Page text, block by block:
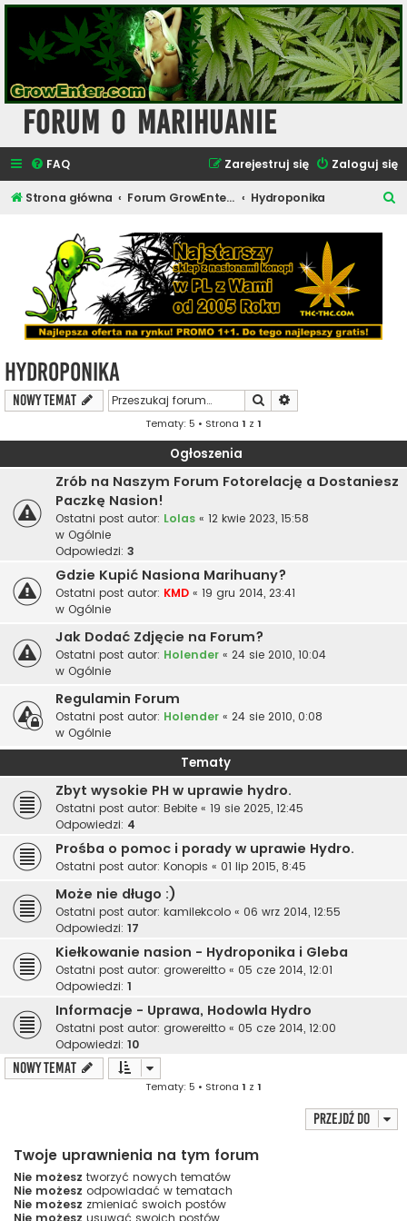
Forum o Marihuanie
FAQ Zaloguj się
Zarejestruj się
Strona główna Forum GrowEnter.com - Uprawa i Hodowla Konopi Hydroponika
Hydroponika
NOWY TEMAT Szukaj
Tematy: 5 • Strona 1 z 1
Ogłoszenia
Zrób na Naszym Forum Fotorelację a Dostaniesz
Paczkę Nasion!
Ostatni post autor: Lolas « 12 kwie 2023, 15:58
w Ogólnie
Odpowiedzi: 3
Gdzie Kupić Nasiona Marihuany?
Ostatni post autor: KMD « 19 gru 2014, 23:41
w Ogólnie
Jak Dodać Zdjęcie na Forum?
Ostatni post autor: Holender « 24 sie 2010, 10:04
w Ogólnie
Regulamin Forum
Ostatni post autor: Holender « 24 sie 2010, 0:08
w Ogólnie
Tematy
Zbyt wysokie PH w uprawie hydro.
Ostatni post autor: Bebite « 19 sie 2025, 12:45
Odpowiedzi: 4
Prośba o pomoc i porady w uprawie Hydro.
Ostatni post autor: Konopis « 01 lip 2015, 8:45
Może nie długo :)
Ostatni post autor: kamilekcolo « 06 wrz 2014, 12:55
Odpowiedzi: 17
Kiełkowanie nasion - Hydroponika i Gleba
Ostatni post autor: growereitto « 05 cze 2014, 12:01
Odpowiedzi: 1
Informacje - Uprawa, Hodowla Hydro
Ostatni post autor: growereitto « 05 cze 2014, 12:00
Odpowiedzi: 10
NOWY TEMAT
Tematy: 5 • Strona 1 z 1
Przejdź do
Twoje uprawnienia na tym forum
Nie możesz tworzyć nowych tematów
Nie możesz odpowiadać w tematach
Nie możesz zmieniać swoich postów